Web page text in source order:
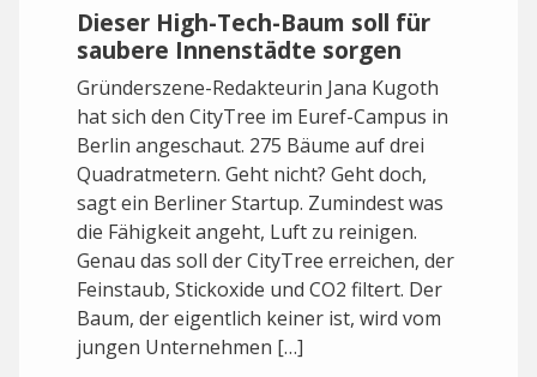
Dieser High-Tech-Baum soll für
saubere Innenstädte sorgen
Gründerszene-Redakteurin Jana Kugoth
hat sich den CityTree im Euref-Campus in
Berlin angeschaut. 275 Bäume auf drei
Quadratmetern. Geht nicht? Geht doch,
sagt ein Berliner Startup. Zumindest was
die Fähigkeit angeht, Luft zu reinigen.
Genau das soll der CityTree erreichen, der
Feinstaub, Stickoxide und CO2 filtert. Der
Baum, der eigentlich keiner ist, wird vom
jungen Unternehmen […]